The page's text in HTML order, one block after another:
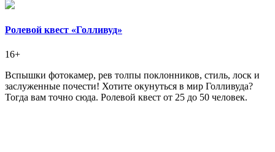
Ролевой квест «Голливуд»
16+
Вспышки фотокамер, рев толпы поклонников, стиль, лоск и
заслуженные почести! Хотите окунуться в мир Голливуда?
Тогда вам точно сюда. Ролевой квест от 25 до 50 человек.